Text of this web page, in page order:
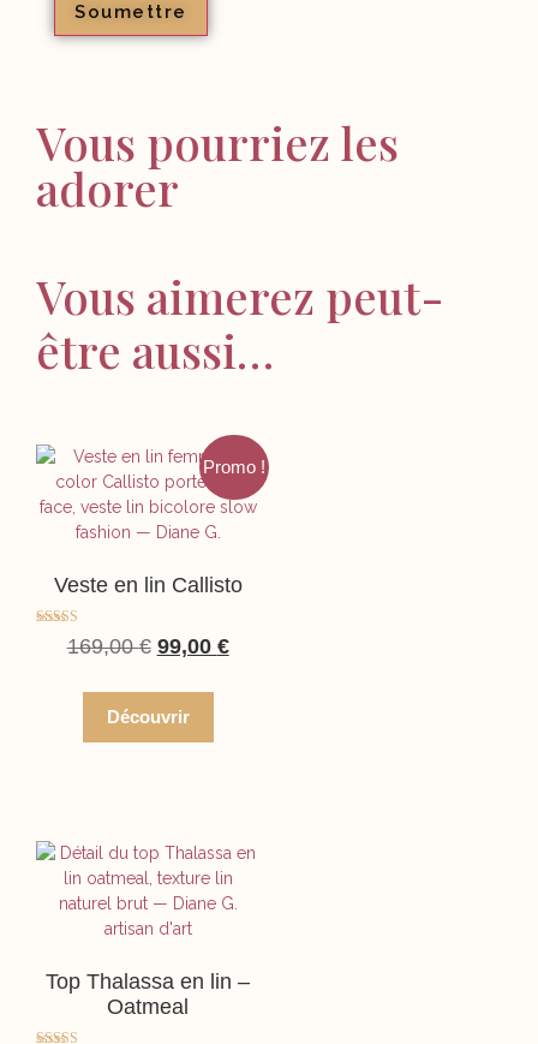
Vous pourriez les
adorer
Vous aimerez peut-
être aussi…
Promo !
Veste en lin Callisto
Note
5.00
169,00€ 99,00 €
Découvrir
Top Thalassa en lin –
Oatmeal